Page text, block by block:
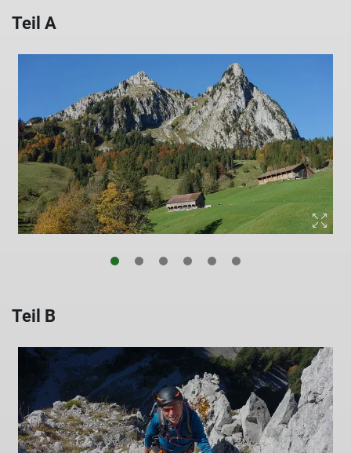
Teil A
Teil B
© Alpingruppe Ü40 DAV Sektion Schwaben